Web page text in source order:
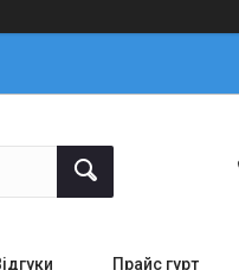
Прайс гурт